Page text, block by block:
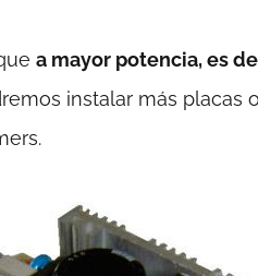
a mayor potencia, es
instalar más placas